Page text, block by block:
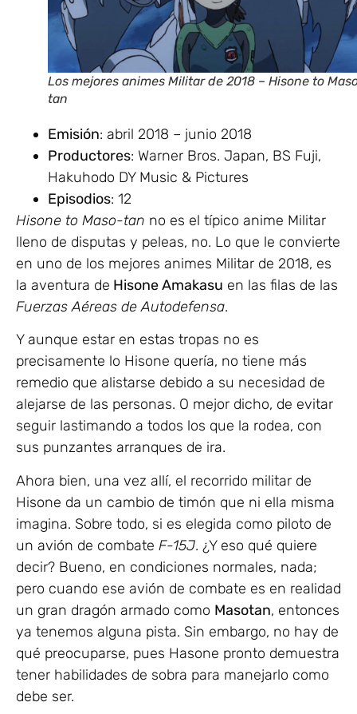
Los mejores animes Militar de 2018 – Hisone to
tan
Emisión: abril 2018 – junio 2018
Productores: Warner Bros. Japan, BS Fuji,
Hakuhodo DY Music & Pictures
Episodios: 12
Hisone to Maso-tan no es el típico anime Militar
lleno de disputas y peleas, no. Lo que le convierte
en uno de los mejores animes Militar de 2018, es
la aventura de Hisone Amakasu en las filas de las
Fuerzas Aéreas de Autodefensa.
Y aunque estar en estas tropas no es
precisamente lo Hisone quería, no tiene más
remedio que alistarse debido a su necesidad de
alejarse de las personas. O mejor dicho, de evitar
seguir lastimando a todos los que la rodea, con
sus punzantes arranques de ira.
Ahora bien, una vez allí, el recorrido militar de
Hisone da un cambio de timón que ni ella misma
imagina. Sobre todo, si es elegida como piloto de
un avión de combate F-15J. ¿Y eso qué quiere
decir? Bueno, en condiciones normales, nada;
pero cuando ese avión de combate es en realidad
un gran dragón armado como Masotan, entonces
ya tenemos alguna pista. Sin embargo, no hay de
qué preocuparse, pues Hasone pronto demuestra
tener habilidades de sobra para manejarlo como
debe ser.